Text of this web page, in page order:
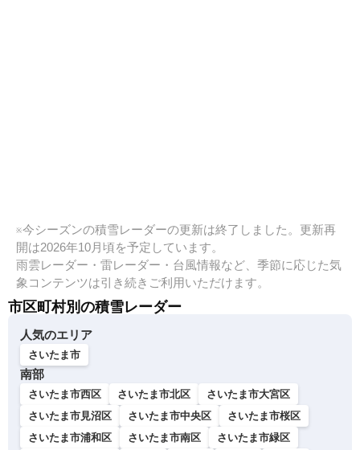
※今シーズンの積雪レーダーの更新は終了しました。更新再
開は2026年10月頃を予定しています。
雨雲レーダー・雷レーダー・台風情報など、季節に応じた気
象コンテンツは引き続きご利用いただけます。
市区町村別の積雪レーダー
人気のエリア
さいたま市
南部
さいたま市西区 さいたま市北区
さいたま市大宮区
さいたま市見沼区
さいたま市中央区
さいたま市桜区
さいたま市浦和区
さいたま市南区
さいたま市緑区